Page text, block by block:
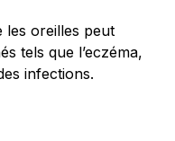
les oreilles peut
tels que l’eczéma,
infections.